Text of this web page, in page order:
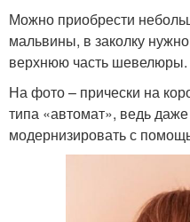
Можно приобрести
мальвины, в заколку
верхнюю часть шевелюры.
На фото – прически на
типа «автомат», ведь
модернизировать с